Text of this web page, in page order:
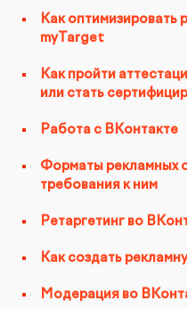
Как оптимизировать
myTarget
Как пройти
или стать
Работа с ВКонтакте
Форматы рекламных
требования к ним
Ретаргетинг во
Как создать
Модерация во